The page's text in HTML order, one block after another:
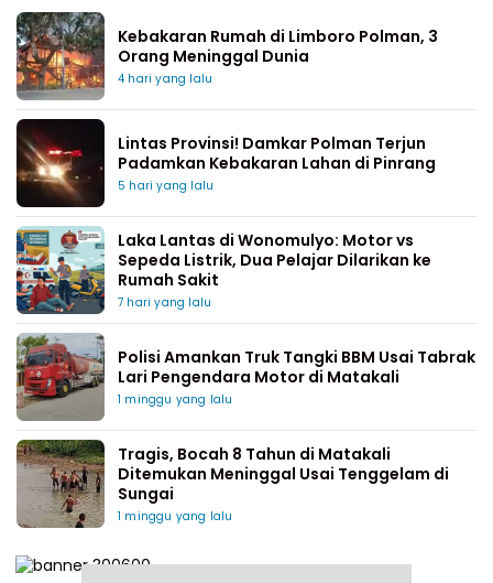
Kebakaran Rumah di Limboro Polman, 3
Orang Meninggal Dunia
4 hari yang lalu
Lintas Provinsi! Damkar Polman Terjun
Padamkan Kebakaran Lahan di Pinrang
5 hari yang lalu
Laka Lantas di Wonomulyo: Motor vs
Sepeda Listrik, Dua Pelajar Dilarikan ke
Rumah Sakit
7 hari yang lalu
Polisi Amankan Truk Tangki BBM Usai Tabrak
Lari Pengendara Motor di Matakali
1 minggu yang lalu
Tragis, Bocah 8 Tahun di Matakali
Ditemukan Meninggal Usai Tenggelam di
Sungai
1 minggu yang lalu